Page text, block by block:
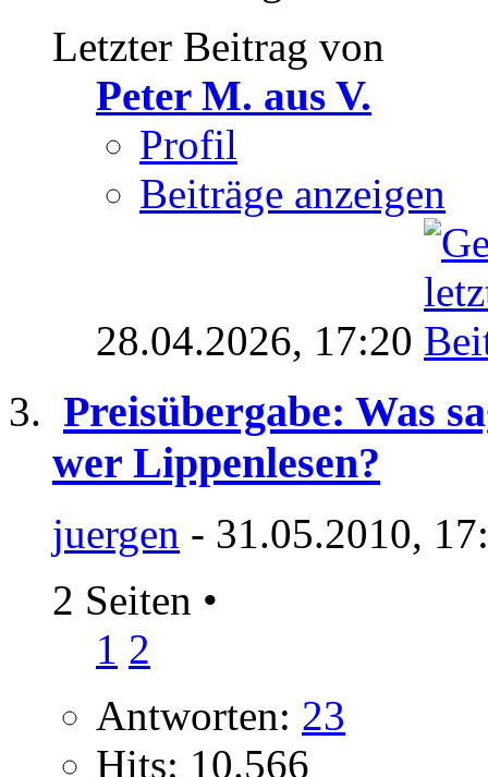
Letzter Beitrag von
Peter M. aus V.
Profil
Beiträge anzeigen
28.04.2026, 17:20
Preisübergabe: Was
wer Lippenlesen?
juergen - 31.05.2010,
2 Seiten •
1 2
Antworten: 23
Hits: 10.566